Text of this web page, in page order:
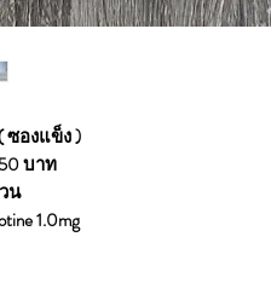
ซองแข็ง )
บาท
น
1.0mg